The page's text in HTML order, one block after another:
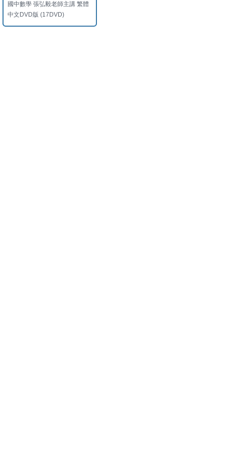
國中數學 張弘毅老師主講 繁體
中文DVD版 (17DVD)